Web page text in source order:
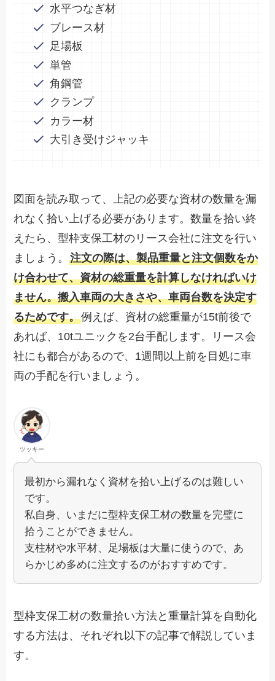
水平つなぎ材
ブレース材
足場板
単管
角鋼管
クランプ
カラー材
大引き受けジャッキ
図面を読み取って、上記の必要な資材の数量を漏
れなく拾い上げる必要があります。数量を拾い終
えたら、型枠支保工材のリース会社に注文を行い
ましょう。注文の際は、製品重量と注文個数をか
け合わせて、資材の総重量を計算しなければいけ
ません。搬入車両の大きさや、車両台数を決定す
るためです。例えば、資材の総重量が15t前後で
あれば、10tユニックを2台手配します。リース会
社にも都合があるので、1週間以上前を目処に車
両の手配を行いましょう。
ツッキー
最初から漏れなく資材を拾い上げるのは難しい
です。
私自身、いまだに型枠支保工材の数量を完璧に
拾うことができません。
支柱材や水平材、足場板は大量に使うので、あ
らかじめ多めに注文するのがおすすめです。
型枠支保工材の数量拾い方法と重量計算を自動化
する方法は、それぞれ以下の記事で解説していま
す。